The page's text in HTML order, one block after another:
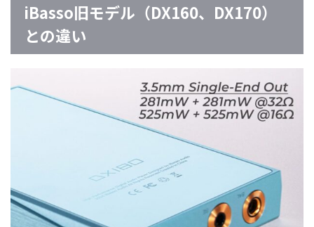
iBasso旧モデル（DX160、DX170）
との違い